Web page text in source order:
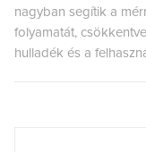
nagyban segítik a
folyamatát,
hulladék és a